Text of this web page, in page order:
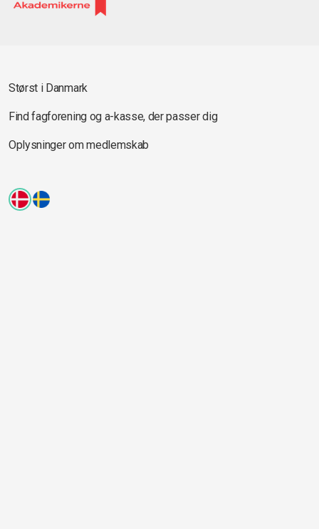
Størst i Danmark
Find fagforening og a-kasse, der passer dig
Oplysninger om medlemskab